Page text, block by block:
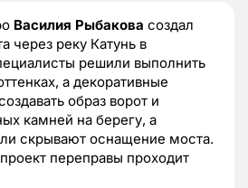
Василия Рыбакова создал
через реку Катунь в
решили выполнить
а декоративные
образ ворот и
камней на берегу, а
скрывают оснащение моста.
переправы проходит